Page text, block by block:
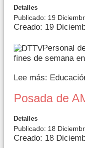
Detalles
Publicado: 19
Creado: 19
Personal
fines de semana
Lee más:
Posada de
Detalles
Publicado: 18
Creado: 18